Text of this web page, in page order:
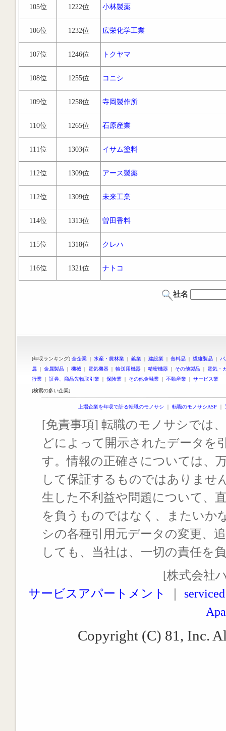
105位 1222位 小林製薬
106位 1232位 広栄化学工業
107位 1246位 トクヤマ
108位 1255位 コニシ
109位 1258位 寺岡製作所
110位 1265位 石原産業
111位 1303位 イサム塗料
112位 1309位 アース製薬
112位 1309位 未来工業
114位 1313位 曽田香料
115位 1318位 クレハ
116位 1321位 ナトコ
社名
[年収ランキング] 全企業 | 水産・農林業 | 鉱業 | 建設業 | 食料品 | 繊維製品 |
属 | 金属製品 | 機械 | 電気機器 | 輸送用機器 | 精密機器 | その他製品 | 電気・
行業 | 証券、商品先物取引業 | 保険業 | その他金融業 | 不動産業 | サービス業
[検索の多い企業]
上場企業を年収で計る転職のモノサシ ｜ 転職のモノサシASP ｜
[免責事項] 転職のモノサシでは
どによって開示されたデータを
す。情報の正確さについては、
して保証するものではありませ
生した不利益や問題について、
を負うものではなく、またいか
シの各種引用元データの変更、
しても、当社は、一切の責任を
[株式会社
サービスアパートメント
Copyright (C) 81, Inc.